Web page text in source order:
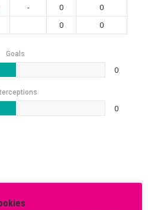
- 0
0
0 0
Goals
0
0